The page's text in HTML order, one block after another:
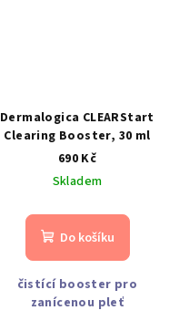
Dermalogica CLEARStart
Clearing Booster, 30 ml
690 Kč
Skladem
Do košíku
čistící booster pro
zanícenou pleť